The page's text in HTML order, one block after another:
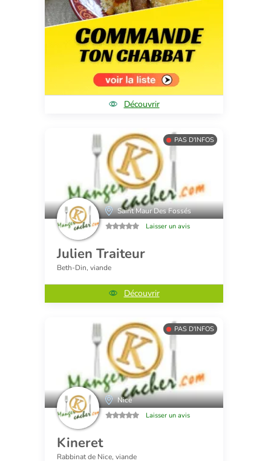
Découvrir
PAS D'INFOS
Saint Maur Des Fossés
Laisser un avis
Julien Traiteur
Beth-Din, viande
Découvrir
PAS D'INFOS
Nice
Laisser un avis
Kineret
Rabbinat de Nice, viande